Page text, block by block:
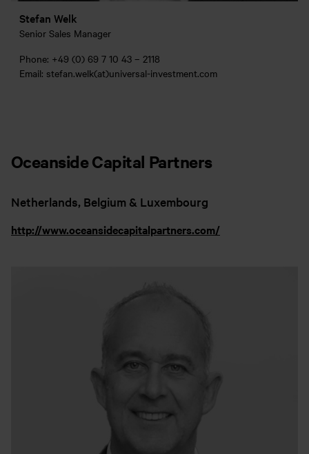
Stefan Welk
Senior Sales Manager
Phone: +49 (0) 69 7 10 43 – 2118
Email: stefan.welk(at)universal-investment.com
Oceanside Capital Partners
Netherlands, Belgium & Luxembourg
http://www.oceansidecapitalpartners.com/